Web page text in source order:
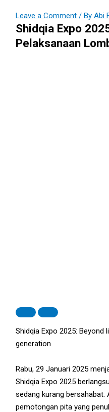
Leave a Comment / ByAbi
Shidqia Expo
Pelaksanaan
Shidqia Expo 2025:
generation
Rabu, 29 Januari 2025
Shidqia Expo 2025
sedang kurang bersahabat.
pemotongan pita yang